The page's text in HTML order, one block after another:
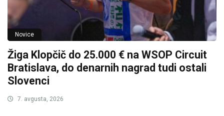
Novice
Žiga Klopčič do 25.000 € na WSOP Circuit
Bratislava, do denarnih nagrad tudi ostali
Slovenci
7. avgusta, 2026